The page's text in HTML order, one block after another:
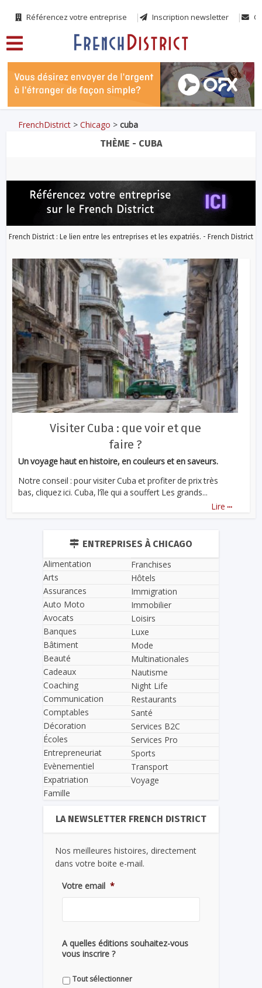
Référencez votre entreprise Inscription newsletter
FrenchDistrict >Chicago >cuba
THÈME - CUBA
French District : Le lien entre les entreprises et les expatriés. - French District
Visiter Cuba : que voir et que
faire ?
Un voyage haut en histoire, en couleurs et en saveurs.
Notre conseil : pour visiter Cuba et profiter de prix très
bas, cliquez ici. Cuba, l’île qui a souffert Les grands...
Lire ...
ENTREPRISES À CHICAGO
Alimentation
Arts
Assurances
Auto Moto
Avocats
Banques
Bâtiment
Beauté
Cadeaux
Coaching
Communication
Comptables
Décoration
Écoles
Entrepreneuriat
Evènementiel
Expatriation
Famille
Franchises
Hôtels
Immigration
Immobilier
Loisirs
Luxe
Mode
Multinationales
Nautisme
Night Life
Restaurants
Santé
Services B2C
Services Pro
Sports
Transport
Voyage
LA NEWSLETTER FRENCH DISTRICT
Nos meilleures histoires, directement
dans votre boite e-mail.
Votre email *
A quelles éditions souhaitez-vous
vous inscrire ?
Tout sélectionner